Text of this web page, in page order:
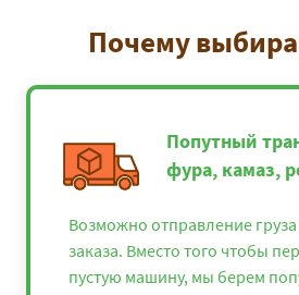
Почему
Попутный
фура, камаз,
Возможно отправление
заказа. Вместо того чтобы
пустую машину, мы берем